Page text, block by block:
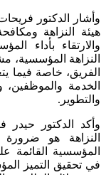
وأشار الدكتور
هيئة النزاهة
والارتقاء بأداء
النزاهة المؤسسية،
الفريق، خاصة فيما
الخدمة
والتطوير.
وأكد الدكتور
النزاهة هو ضرورة
المؤسسية القائمة
في تحقيق التميز